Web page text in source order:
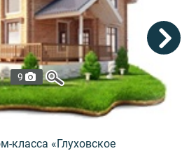
9
класса «Глуховское